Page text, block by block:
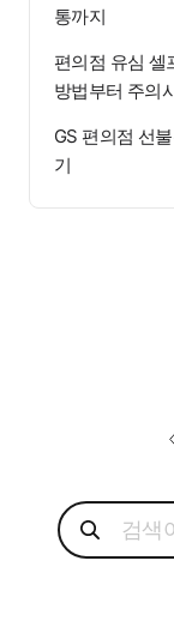
통까지
편의점 유심 셀
방법부터 주의
GS 편의점 선
기